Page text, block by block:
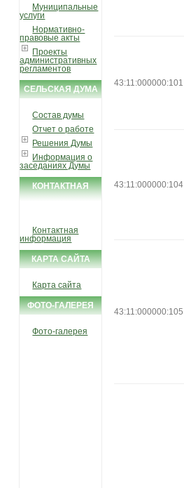
Муниципальные
услуги
Нормативно-
правовые акты
Проекты
административных
регламентов
СЕЛЬСКАЯ ДУМА
Состав думы
Отчет о работе
Решения Думы
Информация о
заседаниях Думы
КОНТАКТНАЯ
Контактная
информация
КАРТА САЙТА
Карта сайта
ФОТО-ГАЛЕРЕЯ
Фото-галерея
43:11:000000:101
43:11:000000:104
43:11:000000:105